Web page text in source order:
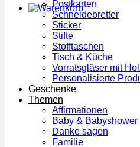
Postkarten
Schneidebretter
Sticker
Stifte
Stofftaschen
Tisch & Küche
Vorratsgläser mit
Personalisierte
Geschenke
Themen
Affirmationen
Baby & Babyshower
Danke sagen
Familie